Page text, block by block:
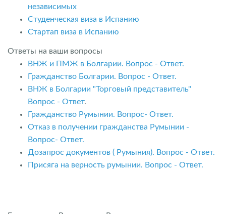
независимых
Студенческая виза в Испанию
Стартап виза в Испанию
Ответы на ваши вопросы
ВНЖ и ПМЖ в Болгарии. Вопрос - Ответ.
Гражданство Болгарии. Вопрос - Ответ.
ВНЖ в Болгарии "Торговый представитель"
Вопрос - Ответ.
Гражданство Румынии. Вопрос- Ответ.
Отказ в получении гражданства Румынии -
Вопрос- Ответ.
Дозапрос документов ( Румыния). Вопрос - Ответ.
Присяга на верность румынии. Вопрос - Ответ.